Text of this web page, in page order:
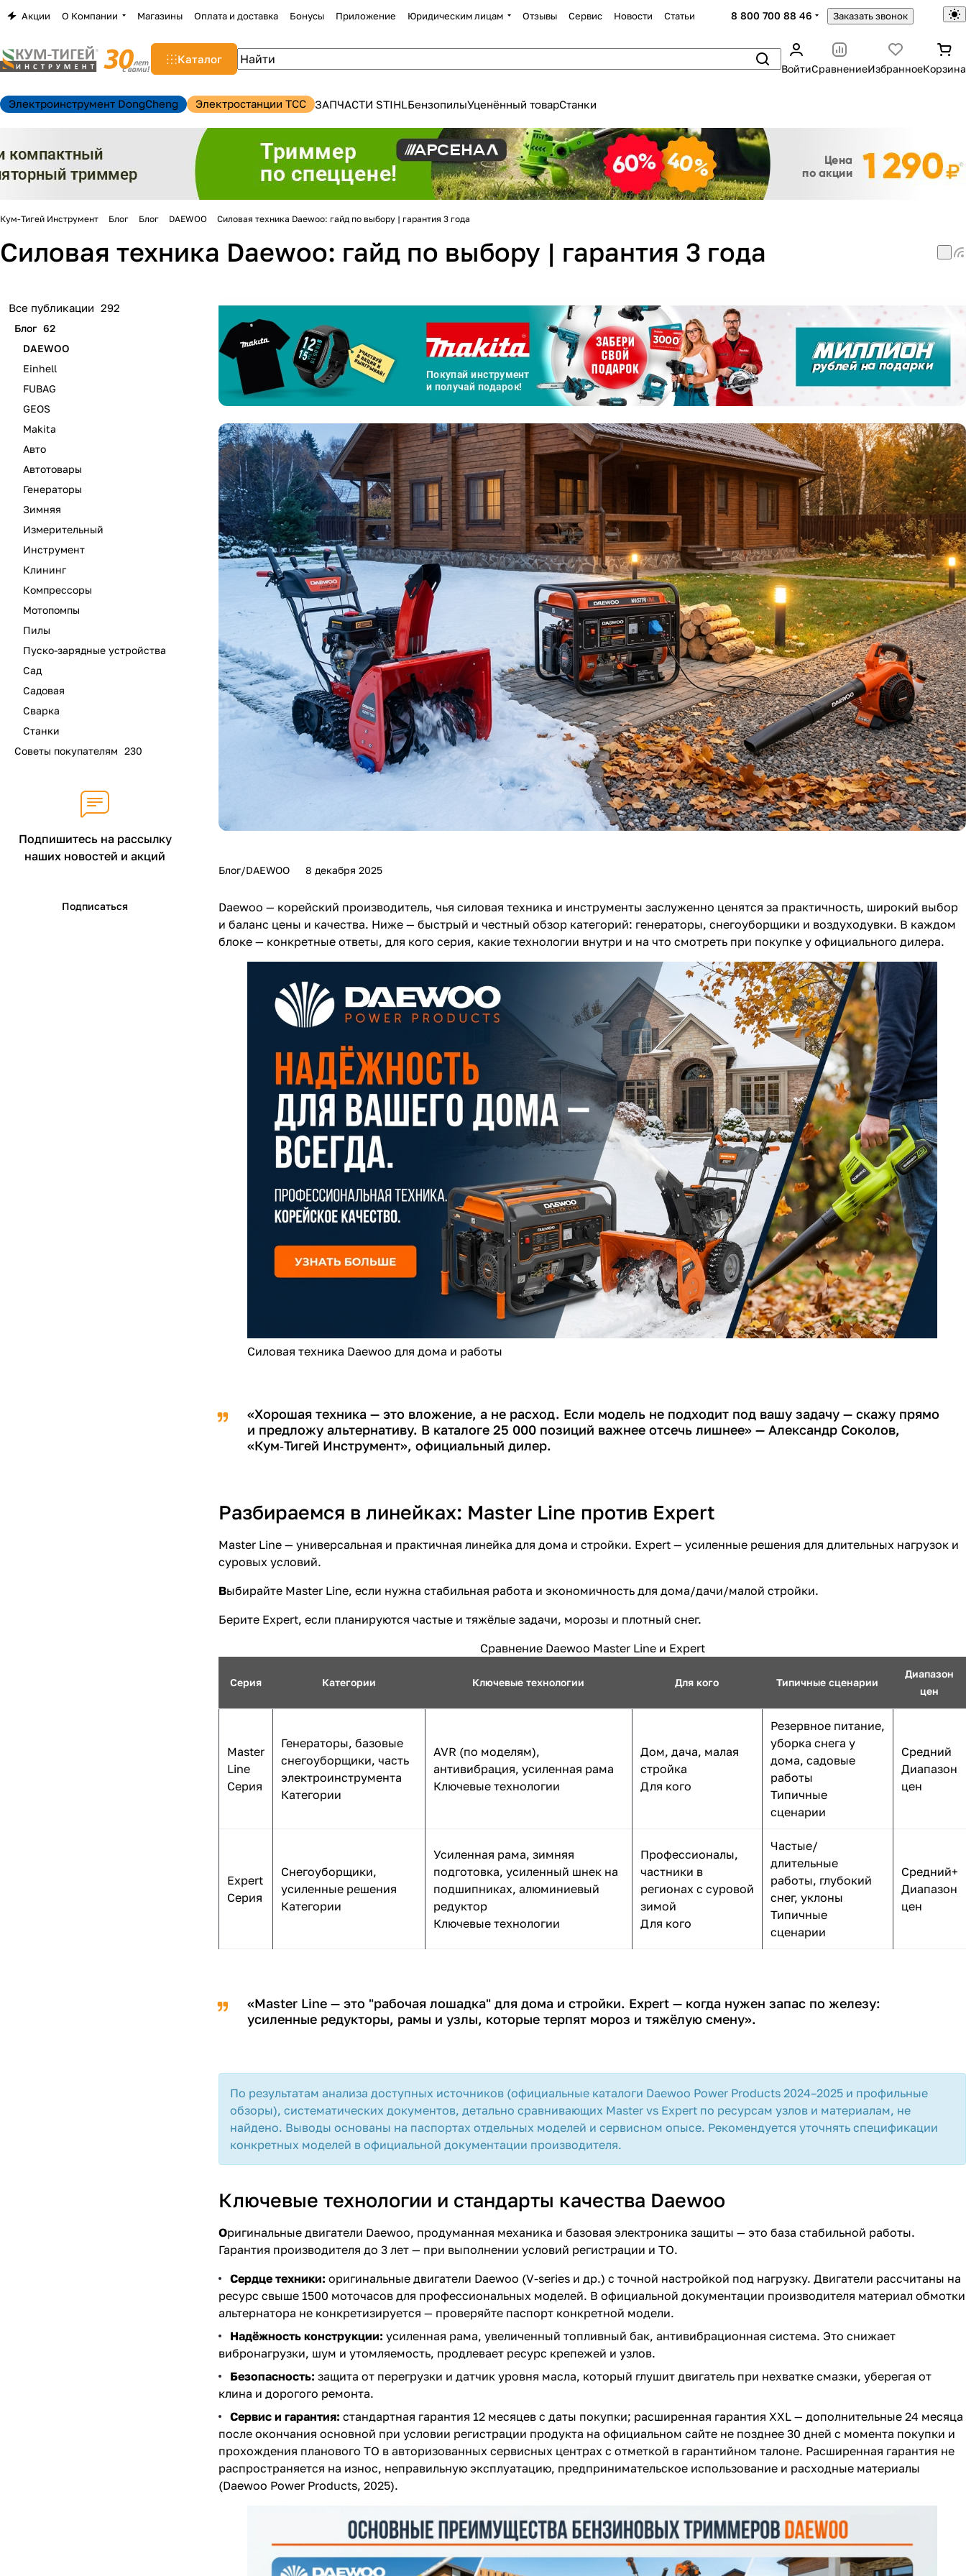
Акции О Компании Магазины Оплата и доставка Бонусы Приложение Юридическим лицам Отзывы Сервис Новости Статьи 8 800 700 88 46 Заказать звонок
Каталог
ВойтиСравнениеИзбранноеКорзина
Электроинструмент DongCheng Электростанции TCC ЗАПЧАСТИ STIHLБензопилыУценённый товарСтанки
Кум-Тигей Инструмент Блог Блог DAEWOO Силовая техника Daewoo: гайд по выбору | гарантия 3 года
Силовая техника Daewoo: гайд по выбору | гарантия 3 года
Блог/DAEWOO 8 декабря 2025
Daewoo — корейский производитель, чья силовая техника и инструменты заслуженно ценятся за практичность, широкий выбор
и баланс цены и качества. Ниже — быстрый и честный обзор категорий: генераторы, снегоуборщики и воздуходувки. В каждом
блоке — конкретные ответы, для кого серия, какие технологии внутри и на что смотреть при покупке у официального дилера.
Силовая техника Daewoo для дома и работы
«Хорошая техника — это вложение, а не расход. Если модель не подходит под вашу задачу — скажу прямо
и предложу альтернативу. В каталоге 25 000 позиций важнее отсечь лишнее» — Александр Соколов,
«Кум‑Тигей Инструмент», официальный дилер.
Разбираемся в линейках: Master Line против Expert
Master Line — универсальная и практичная линейка для дома и стройки. Expert — усиленные решения для длительных нагрузок и
суровых условий.
Выбирайте Master Line, если нужна стабильная работа и экономичность для дома/дачи/малой стройки.
Берите Expert, если планируются частые и тяжёлые задачи, морозы и плотный снег.
Сравнение Daewoo Master Line и Expert
Серия Категории Ключевые технологии Для кого Типичные сценарии
Диапазон
цен
Master
Line
Серия
Генераторы, базовые
снегоуборщики, часть
электроинструмента
Категории
AVR (по моделям),
антивибрация, усиленная рама
Ключевые технологии
Дом, дача, малая
стройка
Для кого
Резервное питание,
уборка снега у
дома, садовые
работы
Типичные
сценарии
Средний
Диапазон
цен
Expert
Серия
Снегоуборщики,
усиленные решения
Категории
Усиленная рама, зимняя
подготовка, усиленный шнек на
подшипниках, алюминиевый
редуктор
Ключевые технологии
Профессионалы,
частники в
регионах с суровой
зимой
Для кого
Частые/
длительные
работы, глубокий
снег, уклоны
Типичные
сценарии
Средний+
Диапазон
цен
«Master Line — это "рабочая лошадка" для дома и стройки. Expert — когда нужен запас по железу:
усиленные редукторы, рамы и узлы, которые терпят мороз и тяжёлую смену».
По результатам анализа доступных источников (официальные каталоги Daewoo Power Products 2024–2025 и профильные
обзоры), систематических документов, детально сравнивающих Master vs Expert по ресурсам узлов и материалам, не
найдено. Выводы основаны на паспортах отдельных моделей и сервисном опысе. Рекомендуется уточнять спецификации
конкретных моделей в официальной документации производителя.
Ключевые технологии и стандарты качества Daewoo
Оригинальные двигатели Daewoo, продуманная механика и базовая электроника защиты — это база стабильной работы.
Гарантия производителя до 3 лет — при выполнении условий регистрации и ТО.
Сердце техники: оригинальные двигатели Daewoo (V-series и др.) с точной настройкой под нагрузку. Двигатели рассчитаны на
ресурс свыше 1500 моточасов для профессиональных моделей. В официальной документации производителя материал обмотки
альтернатора не конкретизируется — проверяйте паспорт конкретной модели.
Надёжность конструкции: усиленная рама, увеличенный топливный бак, антивибрационная система. Это снижает
вибронагрузки, шум и утомляемость, продлевает ресурс крепежей и узлов.
Безопасность: защита от перегрузки и датчик уровня масла, который глушит двигатель при нехватке смазки, уберегая от
клина и дорогого ремонта.
Сервис и гарантия: стандартная гарантия 12 месяцев с даты покупки; расширенная гарантия XXL — дополнительные 24 месяца
после окончания основной при условии регистрации продукта на официальном сайте не позднее 30 дней с момента покупки и
прохождения планового ТО в авторизованных сервисных центрах с отметкой в гарантийном талоне. Расширенная гарантия не
распространяется на износ, неправильную эксплуатацию, предпринимательское использование и расходные материалы
(Daewoo Power Products, 2025).
Все публикации 292
Блог 62
DAEWOO
Einhell
FUBAG
GEOS
Makita
Авто
Автотовары
Генераторы
Зимняя
Измерительный
Инструмент
Клининг
Компрессоры
Мотопомпы
Пилы
Пуско-зарядные устройства
Сад
Садовая
Сварка
Станки
Советы покупателям 230
Подпишитесь на рассылку
наших новостей и акций
Подписаться
оплату
на части
без переплат
График платежей
Сегодня
25%
Добавляйте товарыв корзину
Оплачивайте сегодня только
25% картой любого банка
Получайте товарвыбранный способом
Оставшиеся75% будутсписываться
с вашей картыпо25%каждые 2 недели
Подробнее об оплате Плайтом
раз в 2
недели
раз в 2 недели
Остались вопросы?
plait.ru